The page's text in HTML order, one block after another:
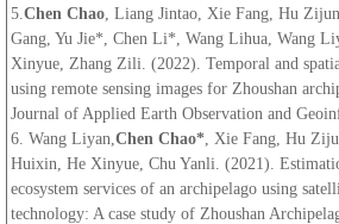
5.Chen Chao, Liang Jintao, Xie Fang, Hu
Gang, Yu Jie*, Chen Li*, Wang Lihua, Wang
Xinyue, Zhang Zili. (2022). Temporal and
using remote sensing images for Zhoushan
Journal of Applied Earth Observation and
6. Wang Liyan,Chen Chao*, Xie Fang, Hu
Huixin, He Xinyue, Chu Yanli. (2021).
ecosystem services of an archipelago using
technology: A case study of Zhoushan